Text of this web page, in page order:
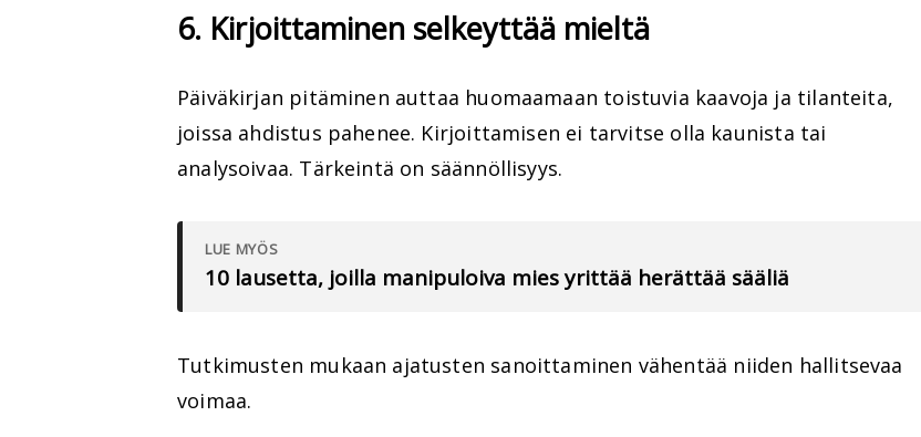
6. Kirjoittaminen selkeyttää mieltä
Päiväkirjan pitäminen auttaa huomaamaan toistuvia kaavoja ja tilanteita,
joissa ahdistus pahenee. Kirjoittamisen ei tarvitse olla kaunista tai
analysoivaa. Tärkeintä on säännöllisyys.
LUE MYÖS
10 lausetta, joilla manipuloiva mies yrittää herättää sääliä
Tutkimusten mukaan ajatusten sanoittaminen vähentää niiden hallitsevaa
voimaa.